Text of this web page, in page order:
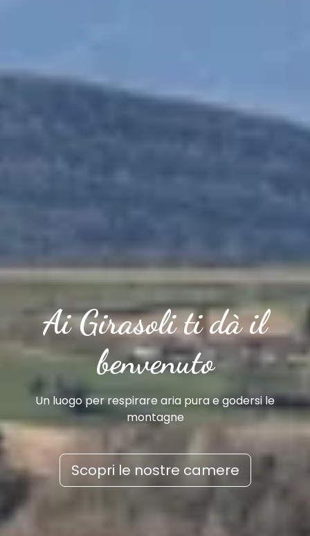
Ai Girasoli ti dà il
benvenuto
Un luogo per respirare aria pura e godersi le
montagne
Scopri le nostre camere